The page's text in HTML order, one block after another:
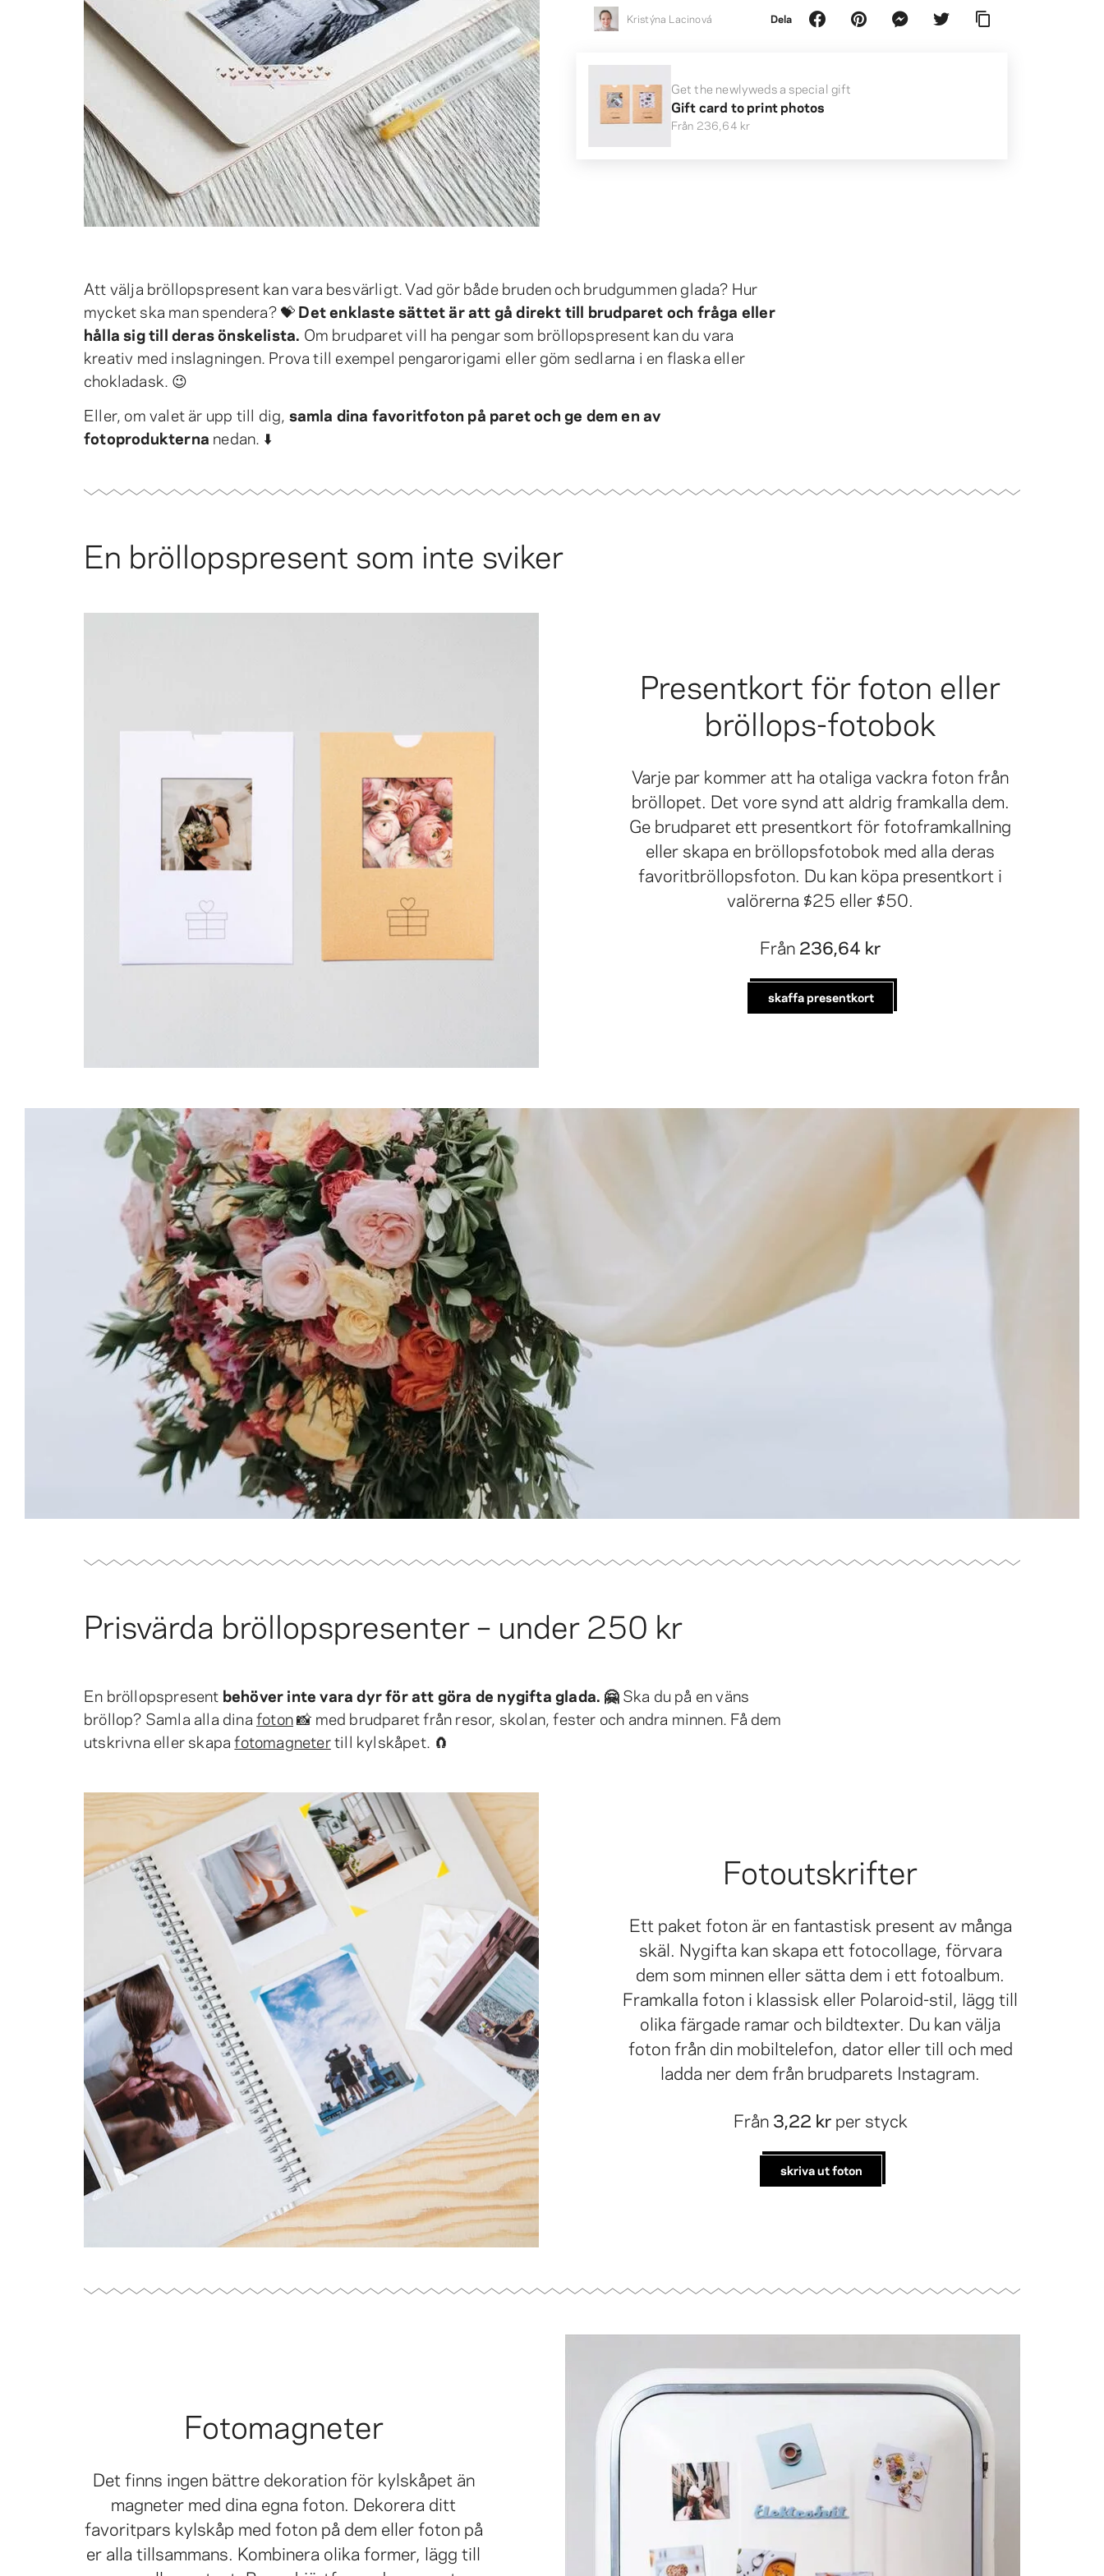
Kristýna Lacinová Dela
Get the newlyweds a special gift
Gift card to print photos
Från 236,64 kr
Att välja bröllopspresent kan vara besvärligt. Vad gör både bruden och brudgummen glada? Hur
mycket ska man spendera? 💝Det enklaste sättet är att gå direkt till brudparet och fråga eller
hålla sig till deras önskelista. Om brudparet vill ha pengar som bröllopspresent kan du vara
kreativ med inslagningen. Prova till exempel pengarorigami eller göm sedlarna i en flaska eller
chokladask. 😉
Eller, om valet är upp till dig, samla dina favoritfoton på paret och ge dem en av
fotoprodukterna nedan. ⬇️
En bröllopspresent som inte sviker
Presentkort för foton eller
bröllops-fotobok
Varje par kommer att ha otaliga vackra foton från
bröllopet. Det vore synd att aldrig framkalla dem.
Ge brudparet ett presentkort för fotoframkallning
eller skapa en bröllopsfotobok med alla deras
favoritbröllopsfoton. Du kan köpa presentkort i
valörerna $25 eller $50.
Från 236,64 kr
skaffa presentkort
Prisvärda bröllopspresenter – under 250 kr
En bröllopspresent behöver inte vara dyr för att göra de nygifta glada. 🤗Ska du på en väns
bröllop? Samla alla dinafoton📸 med brudparet från resor, skolan, fester och andra minnen. Få dem
utskrivna eller skapafotomagnetertill kylskåpet. 🧲
Fotoutskrifter
Ett paket foton är en fantastisk present av många
skäl. Nygifta kan skapa ett fotocollage, förvara
dem som minnen eller sätta dem i ett fotoalbum.
Framkalla foton i klassisk eller Polaroid-stil, lägg till
olika färgade ramar och bildtexter. Du kan välja
foton från din mobiltelefon, dator eller till och med
ladda ner dem från brudparets Instagram.
Från 3,22 krper styck
skriva ut foton
Fotomagneter
Det finns ingen bättre dekoration för kylskåpet än
magneter med dina egna foton. Dekorera ditt
favoritpars kylskåp med foton på dem eller foton på
er alla tillsammans. Kombinera olika former, lägg till